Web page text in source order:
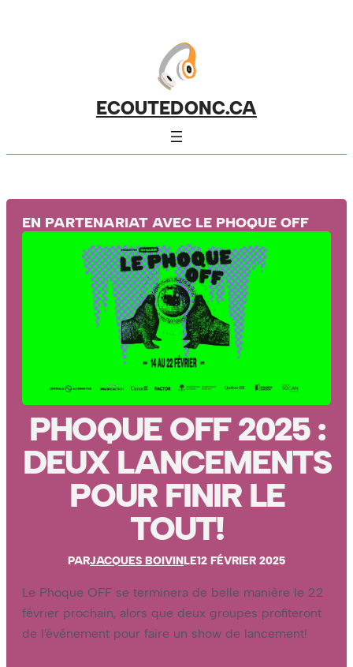
ECOUTEDONC.CA
EN PARTENARIAT AVEC LE PHOQUE OFF
PHOQUE OFF 2025 :
DEUX LANCEMENTS
POUR FINIR LE
TOUT!
PARJACQUES BOIVINLE12 FÉVRIER 2025
Le Phoque OFF se terminera de belle manière le 22
février prochain, alors que deux groupes profiteront
de l’événement pour faire un show de lancement!